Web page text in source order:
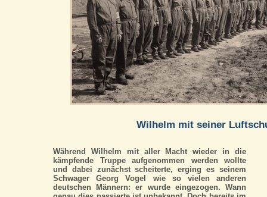
Wilhelm mit seiner
Während Wilhelm mit aller Macht wieder in die
kämpfende Truppe aufgenommen werden wollte
und dabei zunächst scheiterte, erging es seinem
Schwager Georg Vogel wie so vielen anderen
deutschen Männern: er wurde eingezogen. Wann